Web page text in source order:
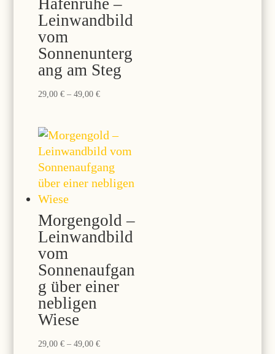
Hafenruhe –
Leinwandbild
vom
Sonnenunterg
ang am Steg
29,00€ –49,00€Preisspanne:
49,00 €
Morgengold –
Leinwandbild
vom
Sonnenaufgan
g über einer
nebligen
Wiese
29,00€ –49,00€Preisspanne: